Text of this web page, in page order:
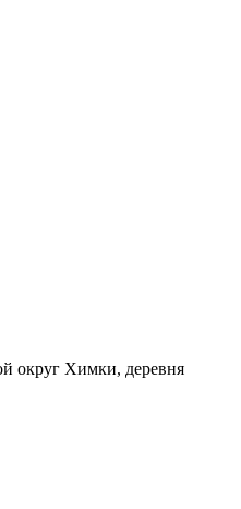
округ Химки, деревня